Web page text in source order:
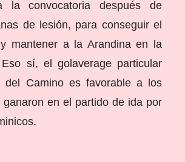
la convocatoria después de
de lesión, para conseguir el
mantener a la Arandina en la
sí, el golaverage particular
del Camino es favorable a los
ganaron en el partido de ida por